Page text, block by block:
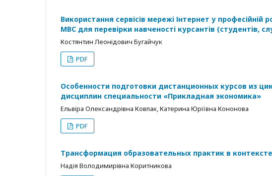
Використання сервісів мережі Інтернет у
МВС для перевірки навченості курсантів (студентів,
Костянтин Леонідович Бугайчук
PDF
Особенности подготовки дистанционных курсов из
дисциплин специальности «Прикладная экономика»
Ельвіра Олександрівна Ковпак, Катерина Юріївна Кононова
PDF
Трансформация образовательных практик в
Надія Володимирівна Коритникова